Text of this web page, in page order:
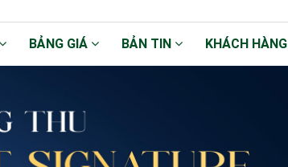
BẢNG GIÁ BẢN TIN KHÁCH HÀNG